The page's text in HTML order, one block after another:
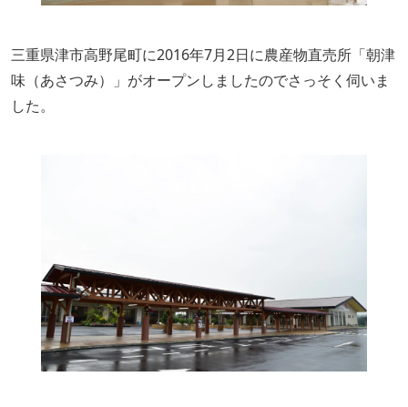
三重県津市高野尾町に2016年7月2日に農産物直売所「朝津
味（あさつみ）」がオープンしましたのでさっそく伺いま
した。